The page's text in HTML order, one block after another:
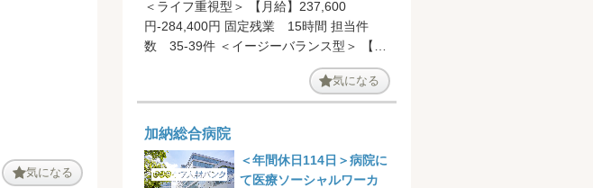
気になる
＜ライフ重視型＞ 【月給】237,600
円-284,400円 固定残業 15時間 担当件
数 35-39件 ＜イージーバランス型＞ 【月
気になる
加納総合病院
＜年間休日114日＞病院に
て医療ソーシャルワーカ